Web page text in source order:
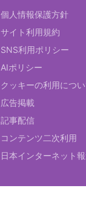
個人情報保護方針
サイト利用規約
SNS利用ポリシー
AIポリシー
クッキーの利用につ
広告掲載
記事配信
コンテンツ二次利用
日本インターネット